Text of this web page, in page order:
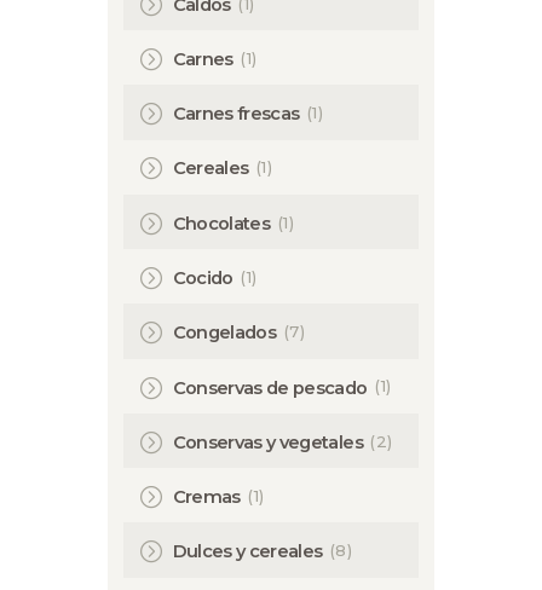
Caldos
Carnes (1)
Carnes frescas (1)
Cereales (1)
Chocolates (1)
Cocido (1)
Congelados (7)
Conservas de pescado (1)
Conservas y vegetales (2)
Cremas (1)
Dulces y cereales (8)